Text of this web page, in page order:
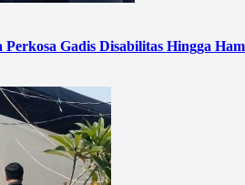
Gadis Disabilitas Hingga